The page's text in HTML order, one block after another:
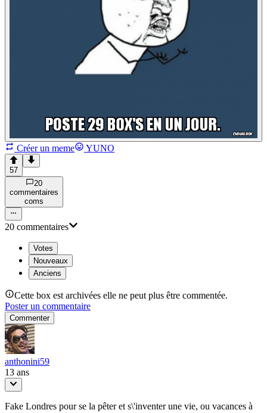
Créer un meme YUNO
57
20
commentaires
coms
20 commentaires
Votes
Nouveaux
Anciens
Cette box est archivées elle ne peut plus être commentée.
Poster un commentaire
Commenter
anthonini59
13 ans
Fake Londres pour se la pêter et s\'inventer une vie, ou vacances à